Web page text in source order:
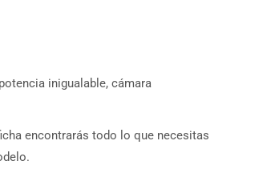
inigualable, cámara
encontrarás todo lo que necesitas